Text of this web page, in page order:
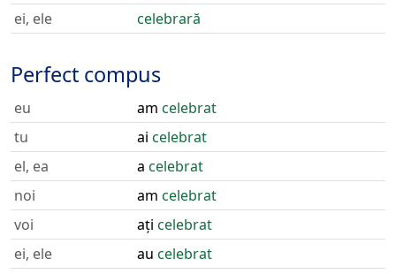
ei, ele
celebrară
Perfect compus
eu am celebrat
tu
ai celebrat
el, ea
a celebrat
noi
am celebrat
voi
ați celebrat
ei, ele
au celebrat